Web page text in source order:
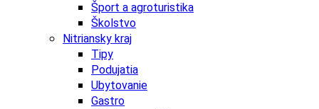
Šport a agroturistika
Školstvo
Nitriansky kraj
Tipy
Podujatia
Ubytovanie
Gastro